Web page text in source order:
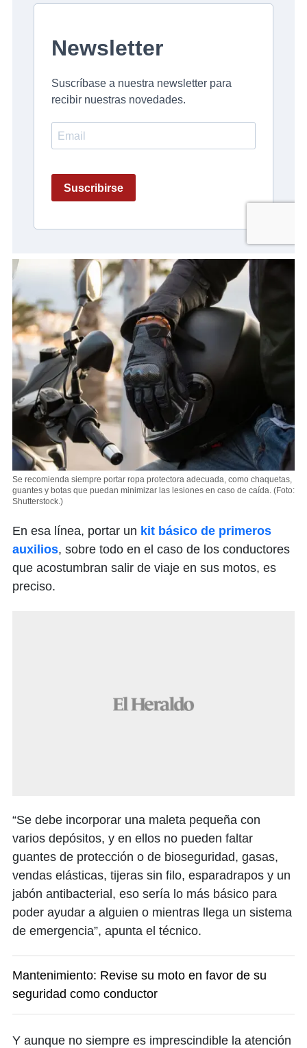
Se recomienda siempre portar ropa protectora adecuada, como chaquetas,
guantes y botas que puedan minimizar las lesiones en caso de caída. (Foto:
Shutterstock.)
En esa línea, portar un kit básico de primeros
auxilios, sobre todo en el caso de los conductores
que acostumbran salir de viaje en sus motos, es
preciso.
“Se debe incorporar una maleta pequeña con
varios depósitos, y en ellos no pueden faltar
guantes de protección o de bioseguridad, gasas,
vendas elásticas, tijeras sin filo, esparadrapos y un
jabón antibacterial, eso sería lo más básico para
poder ayudar a alguien o mientras llega un sistema
de emergencia”, apunta el técnico.
Mantenimiento: Revise su moto en favor de su
seguridad como conductor
Y aunque no siempre es imprescindible la atención